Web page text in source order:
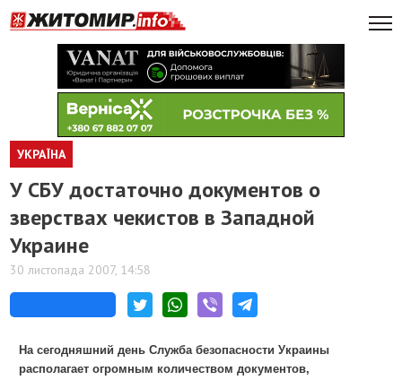
УКРАЇНА
У СБУ достаточно документов о
зверствах чекистов в Западной
Украине
30 листопада 2007, 14:58
На сегодняшний день Служба безопасности Украины
располагает огромным количеством документов,